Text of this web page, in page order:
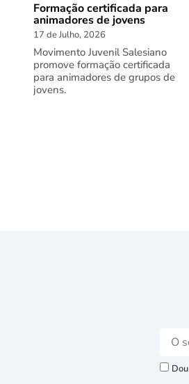
Formação certificada para
animadores de jovens
17 de Julho, 2026
Movimento Juvenil Salesiano
promove formação certificada
para animadores de grupos de
jovens.